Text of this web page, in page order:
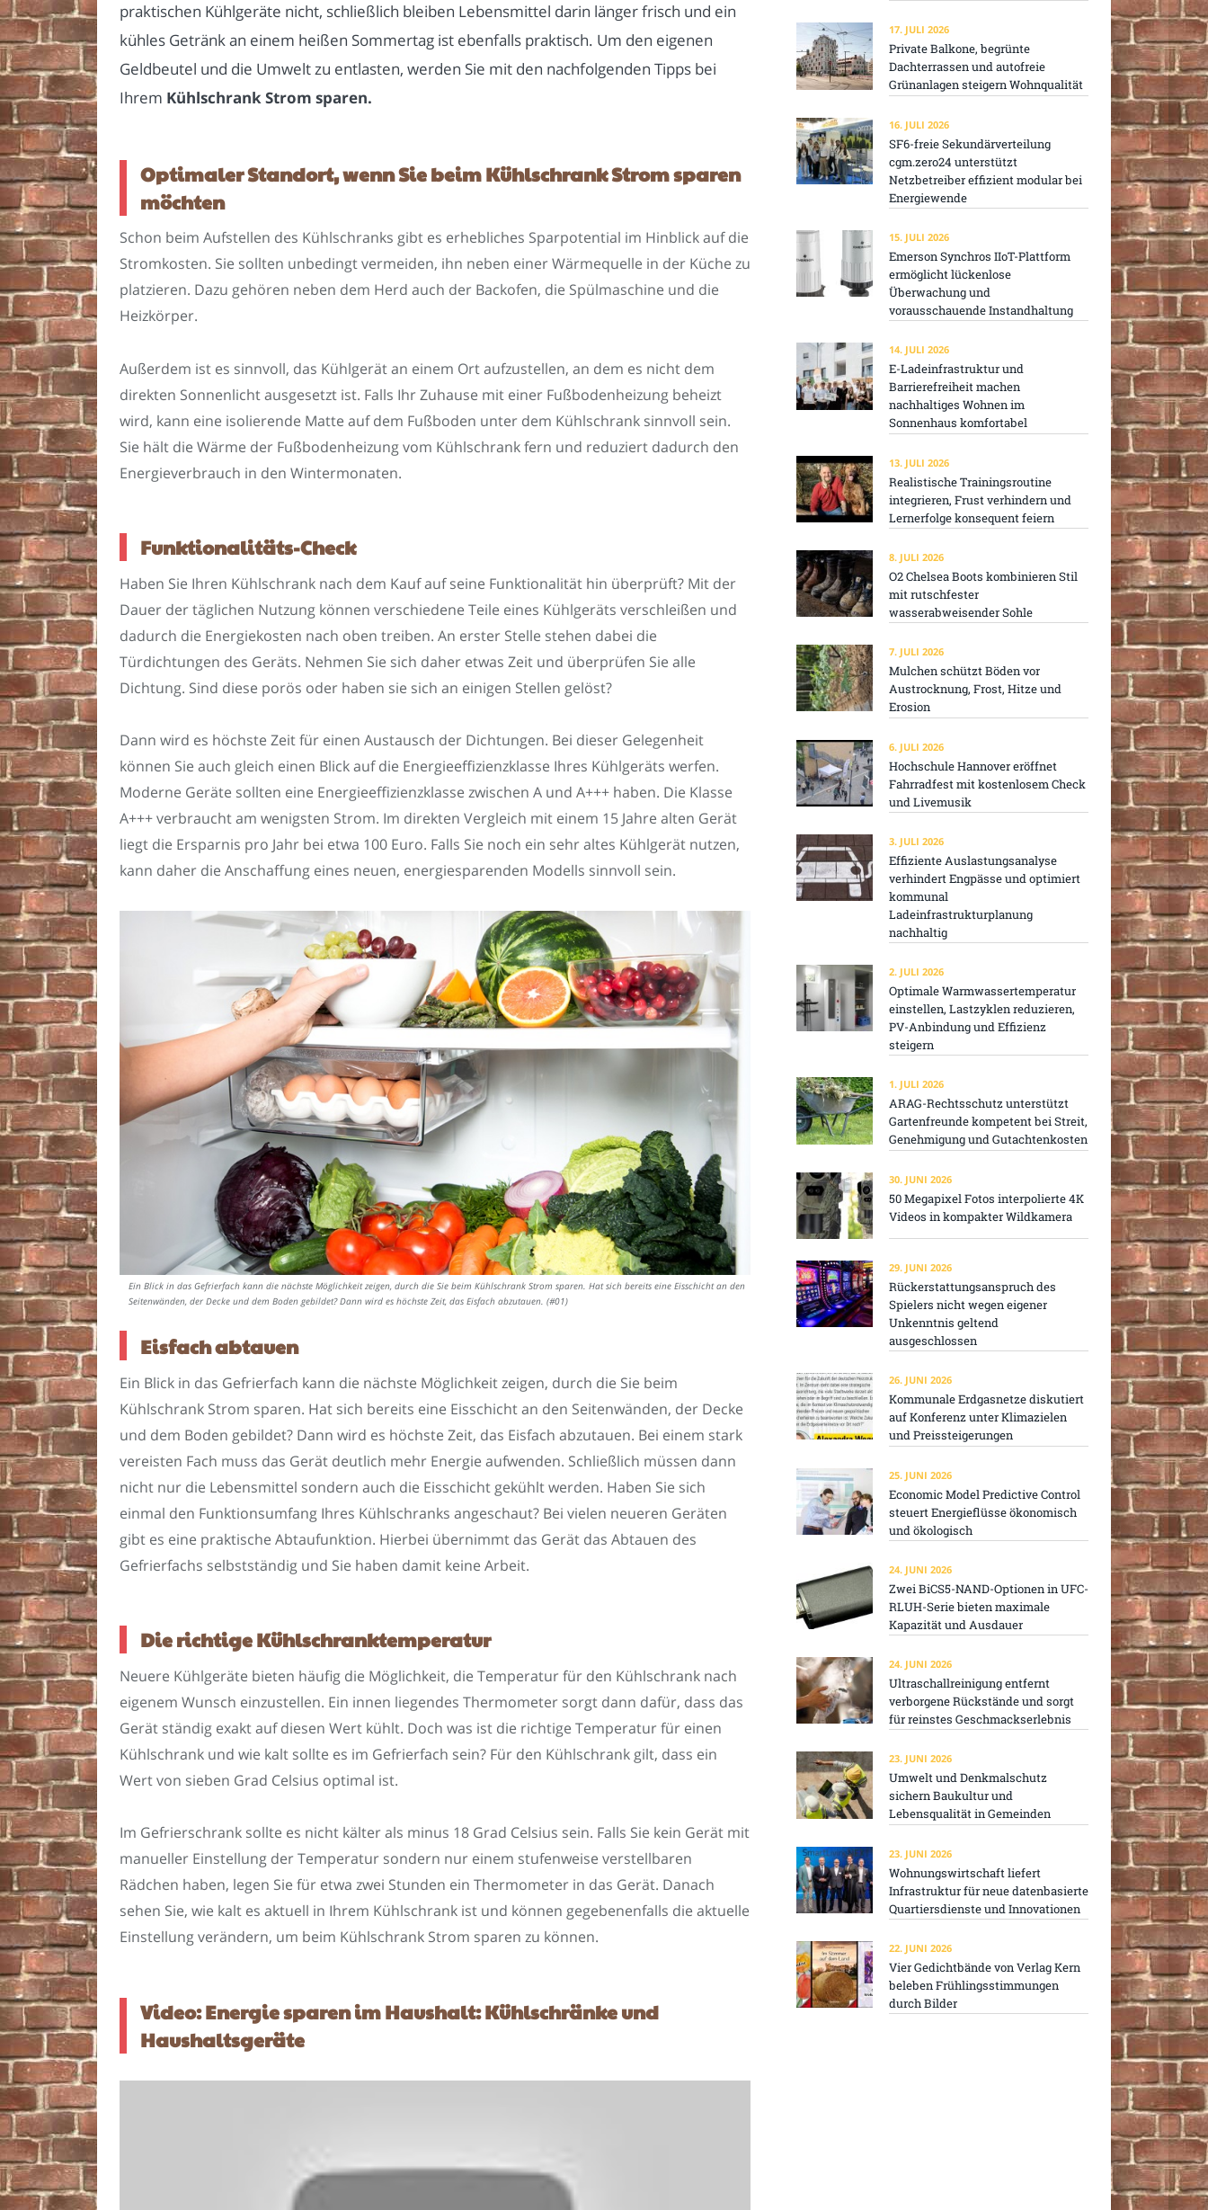
praktischen Kühlgeräte nicht, schließlich bleiben Lebensmittel darin länger frisch und ein
kühles Getränk an einem heißen Sommertag ist ebenfalls praktisch. Um den eigenen
Geldbeutel und die Umwelt zu entlasten, werden Sie mit den nachfolgenden Tipps bei
Ihrem Kühlschrank Strom sparen.
Optimaler Standort, wenn Sie beim Kühlschrank Strom sparen
möchten
Schon beim Aufstellen des Kühlschranks gibt es erhebliches Sparpotential im Hinblick auf die
Stromkosten. Sie sollten unbedingt vermeiden, ihn neben einer Wärmequelle in der Küche zu
platzieren. Dazu gehören neben dem Herd auch der Backofen, die Spülmaschine und die
Heizkörper.
Außerdem ist es sinnvoll, das Kühlgerät an einem Ort aufzustellen, an dem es nicht dem
direkten Sonnenlicht ausgesetzt ist. Falls Ihr Zuhause mit einer Fußbodenheizung beheizt
wird, kann eine isolierende Matte auf dem Fußboden unter dem Kühlschrank sinnvoll sein.
Sie hält die Wärme der Fußbodenheizung vom Kühlschrank fern und reduziert dadurch den
Energieverbrauch in den Wintermonaten.
Funktionalitäts-Check
Haben Sie Ihren Kühlschrank nach dem Kauf auf seine Funktionalität hin überprüft? Mit der
Dauer der täglichen Nutzung können verschiedene Teile eines Kühlgeräts verschleißen und
dadurch die Energiekosten nach oben treiben. An erster Stelle stehen dabei die
Türdichtungen des Geräts. Nehmen Sie sich daher etwas Zeit und überprüfen Sie alle
Dichtung. Sind diese porös oder haben sie sich an einigen Stellen gelöst?
Dann wird es höchste Zeit für einen Austausch der Dichtungen. Bei dieser Gelegenheit
können Sie auch gleich einen Blick auf die Energieeffizienzklasse Ihres Kühlgeräts werfen.
Moderne Geräte sollten eine Energieeffizienzklasse zwischen A und A+++ haben. Die Klasse
A+++ verbraucht am wenigsten Strom. Im direkten Vergleich mit einem 15 Jahre alten Gerät
liegt die Ersparnis pro Jahr bei etwa 100 Euro. Falls Sie noch ein sehr altes Kühlgerät nutzen,
kann daher die Anschaffung eines neuen, energiesparenden Modells sinnvoll sein.
Ein Blick in das Gefrierfach kann die nächste Möglichkeit zeigen, durch die Sie beim Kühlschrank Strom sparen. Hat sich bereits eine Eisschicht an den
Seitenwänden, der Decke und dem Boden gebildet? Dann wird es höchste Zeit, das Eisfach abzutauen. (#01)
Eisfach abtauen
Ein Blick in das Gefrierfach kann die nächste Möglichkeit zeigen, durch die Sie beim
Kühlschrank Strom sparen. Hat sich bereits eine Eisschicht an den Seitenwänden, der Decke
und dem Boden gebildet? Dann wird es höchste Zeit, das Eisfach abzutauen. Bei einem stark
vereisten Fach muss das Gerät deutlich mehr Energie aufwenden. Schließlich müssen dann
nicht nur die Lebensmittel sondern auch die Eisschicht gekühlt werden. Haben Sie sich
einmal den Funktionsumfang Ihres Kühlschranks angeschaut? Bei vielen neueren Geräten
gibt es eine praktische Abtaufunktion. Hierbei übernimmt das Gerät das Abtauen des
Gefrierfachs selbstständig und Sie haben damit keine Arbeit.
Die richtige Kühlschranktemperatur
Neuere Kühlgeräte bieten häufig die Möglichkeit, die Temperatur für den Kühlschrank nach
eigenem Wunsch einzustellen. Ein innen liegendes Thermometer sorgt dann dafür, dass das
Gerät ständig exakt auf diesen Wert kühlt. Doch was ist die richtige Temperatur für einen
Kühlschrank und wie kalt sollte es im Gefrierfach sein? Für den Kühlschrank gilt, dass ein
Wert von sieben Grad Celsius optimal ist.
Im Gefrierschrank sollte es nicht kälter als minus 18 Grad Celsius sein. Falls Sie kein Gerät mit
manueller Einstellung der Temperatur sondern nur einem stufenweise verstellbaren
Rädchen haben, legen Sie für etwa zwei Stunden ein Thermometer in das Gerät. Danach
sehen Sie, wie kalt es aktuell in Ihrem Kühlschrank ist und können gegebenenfalls die aktuelle
Einstellung verändern, um beim Kühlschrank Strom sparen zu können.
Video: Energie sparen im Haushalt: Kühlschränke und
Haushaltsgeräte
17. JULI 2026
Private Balkone, begrünte
Dachterrassen und autofreie
Grünanlagen steigern Wohnqualität
16. JULI 2026
SF6-freie Sekundärverteilung
cgm.zero24 unterstützt
Netzbetreiber effizient modular bei
Energiewende
15. JULI 2026
Emerson Synchros IIoT-Plattform
ermöglicht lückenlose
Überwachung und
vorausschauende Instandhaltung
14. JULI 2026
E-Ladeinfrastruktur und
Barrierefreiheit machen
nachhaltiges Wohnen im
Sonnenhaus komfortabel
13. JULI 2026
Realistische Trainingsroutine
integrieren, Frust verhindern und
Lernerfolge konsequent feiern
8. JULI 2026
O2 Chelsea Boots kombinieren Stil
mit rutschfester
wasserabweisender Sohle
7. JULI 2026
Mulchen schützt Böden vor
Austrocknung, Frost, Hitze und
Erosion
6. JULI 2026
Hochschule Hannover eröffnet
Fahrradfest mit kostenlosem Check
und Livemusik
3. JULI 2026
Effiziente Auslastungsanalyse
verhindert Engpässe und optimiert
kommunal
Ladeinfrastrukturplanung
nachhaltig
2. JULI 2026
Optimale Warmwassertemperatur
einstellen, Lastzyklen reduzieren,
PV-Anbindung und Effizienz
steigern
1. JULI 2026
ARAG-Rechtsschutz unterstützt
Gartenfreunde kompetent bei Streit,
Genehmigung und Gutachtenkosten
30. JUNI 2026
50 Megapixel Fotos interpolierte 4K
Videos in kompakter Wildkamera
29. JUNI 2026
Rückerstattungsanspruch des
Spielers nicht wegen eigener
Unkenntnis geltend
ausgeschlossen
26. JUNI 2026
Kommunale Erdgasnetze diskutiert
auf Konferenz unter Klimazielen
und Preissteigerungen
25. JUNI 2026
Economic Model Predictive Control
steuert Energieflüsse ökonomisch
und ökologisch
24. JUNI 2026
Zwei BiCS5-NAND-Optionen in UFC-
RLUH-Serie bieten maximale
Kapazität und Ausdauer
24. JUNI 2026
Ultraschallreinigung entfernt
verborgene Rückstände und sorgt
für reinstes Geschmackserlebnis
23. JUNI 2026
Umwelt und Denkmalschutz
sichern Baukultur und
Lebensqualität in Gemeinden
23. JUNI 2026
Wohnungswirtschaft liefert
Infrastruktur für neue datenbasierte
Quartiersdienste und Innovationen
22. JUNI 2026
Vier Gedichtbände von Verlag Kern
beleben Frühlingsstimmungen
durch Bilder